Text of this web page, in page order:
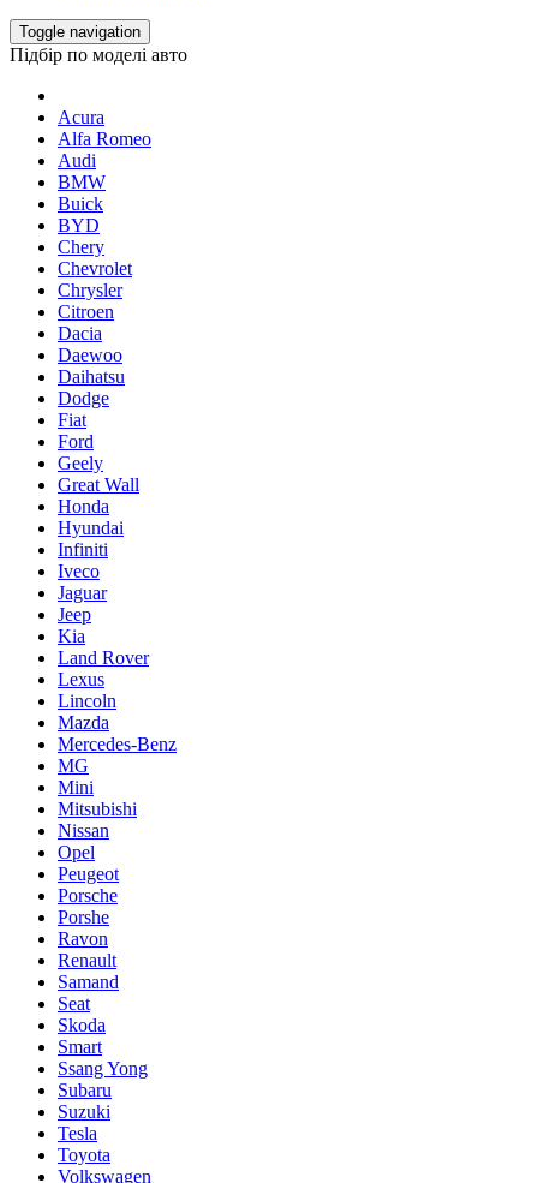
Toggle navigation
Підбір по моделі авто
Acura
Alfa Romeo
Audi
BMW
Buick
BYD
Chery
Chevrolet
Chrysler
Citroen
Dacia
Daewoo
Daihatsu
Dodge
Fiat
Ford
Geely
Great Wall
Honda
Hyundai
Infiniti
Iveco
Jaguar
Jeep
Kia
Land Rover
Lexus
Lincoln
Mazda
Mercedes-Benz
MG
Mini
Mitsubishi
Nissan
Opel
Peugeot
Porsche
Porshe
Ravon
Renault
Samand
Seat
Skoda
Smart
Ssang Yong
Subaru
Suzuki
Tesla
Toyota
Volkswagen